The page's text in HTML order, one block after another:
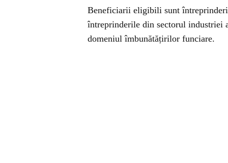
Beneficiarii eligibili sunt
întreprinderile din sectorul industriei
domeniul îmbunătățirilor funciare.